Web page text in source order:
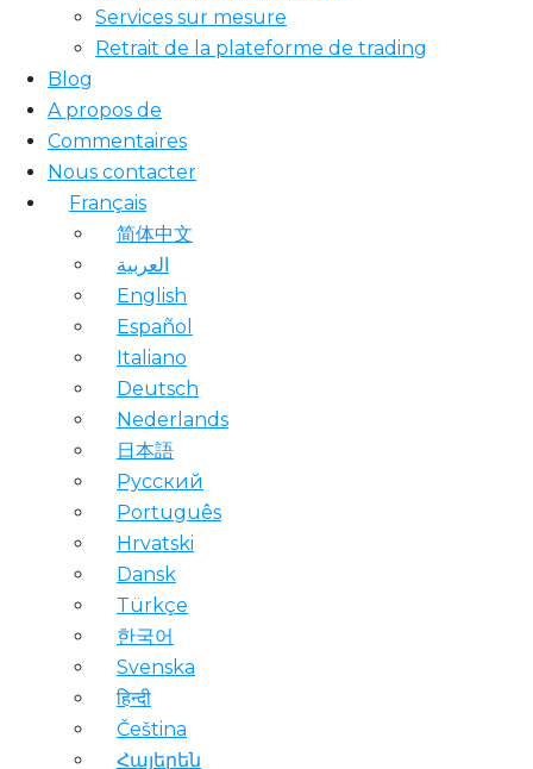
Services sur mesure
Retrait de la plateforme de trading
Blog
A propos de
Commentaires
Nous contacter
Français
简体中文
العربية
English
Español
Italiano
Deutsch
Nederlands
日本語
Русский
Português
Hrvatski
Dansk
Türkçe
한국어
Svenska
हिन्दी
Čeština
Հայերեն